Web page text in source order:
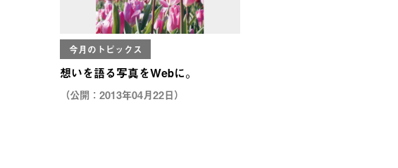
今月のトピックス
想いを語る写真をWebに。
（公開：2013年04月22日）